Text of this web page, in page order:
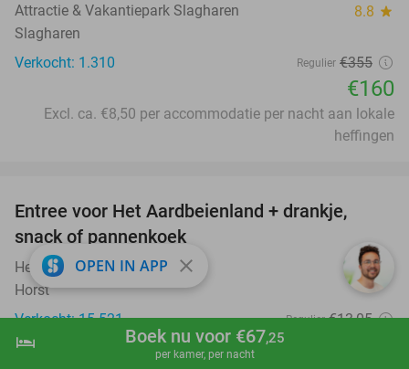
shopping_cart Boek nu
hotel Boek nu voor €67,25
per kamer, per nacht
Attractie & Vakantiepark Slagharen 8.8 star
Slagharen
Verkocht: 1.310
Regulier €355
€160
Excl. ca. €8,50 per accommodatie per nacht aan lokale
heffingen
Entree voor Het Aardbeienland + drankje,
snack of pannenkoek
Het Aardbeienland 7.8star
Horst
Verkocht: 15.521
Regulier €13,05
OPEN IN APP close